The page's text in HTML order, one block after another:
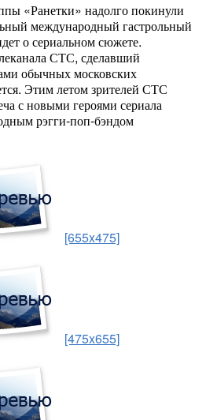
«Ранетки» надолго покинули
международный гастрольный
о сериальном сюжете.
СТС, сделавший
обычных московских
Этим летом зрителей СТС
с новыми героями сериала
рэгги-поп-бэндом
[655x475]
[475x655]